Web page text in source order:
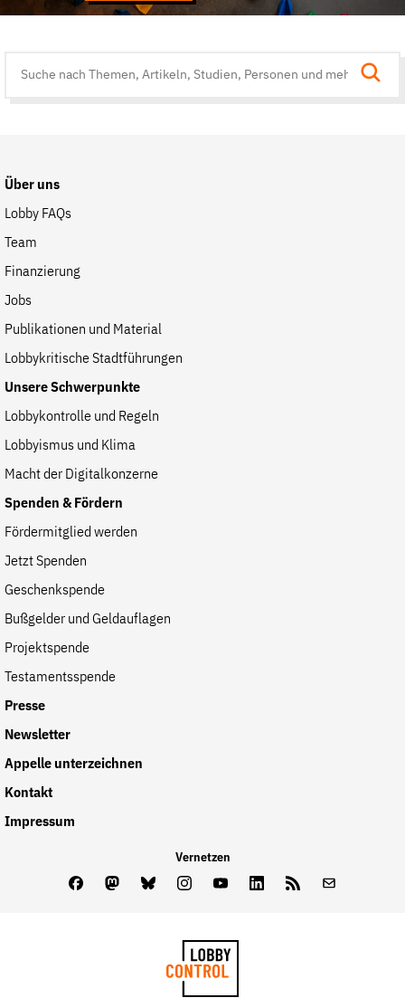
Über uns
Lobby FAQs
Team
Finanzierung
Jobs
Publikationen und Material
Lobbykritische Stadtführungen
Unsere Schwerpunkte
Lobbykontrolle und Regeln
Lobbyismus und Klima
Macht der Digitalkonzerne
Spenden & Fördern
Fördermitglied werden
Jetzt Spenden
Geschenkspende
Bußgelder und Geldauflagen
Projektspende
Testamentsspende
Presse
Newsletter
Appelle unterzeichnen
Kontakt
Impressum
Vernetzen
FacebookMastodon
BlueskyInstagram
YoutubeLinkedInFeed